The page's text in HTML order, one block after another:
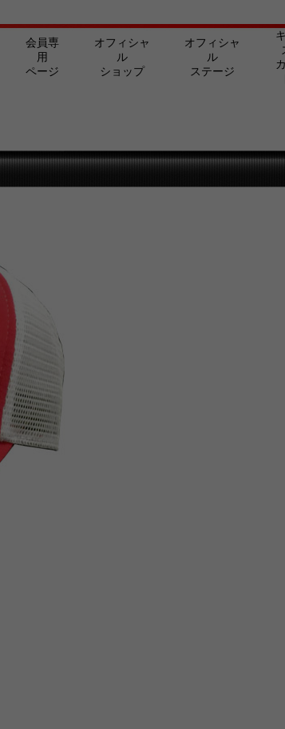
会員専
用
ページ
オフィシャ
ル
ショップ
オフィシャ
ル
ステージ